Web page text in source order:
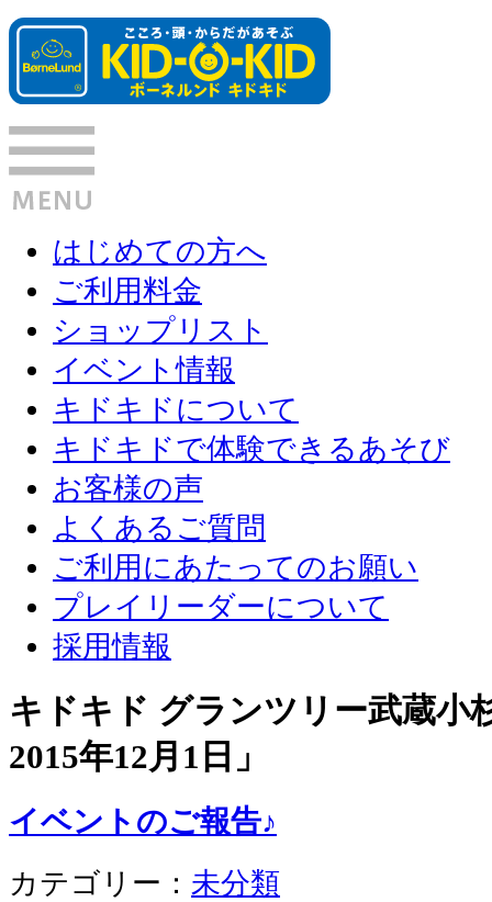
はじめての方へ
ご利用料金
ショップリスト
イベント情報
キドキドについて
キドキドで体験できるあそび
お客様の声
よくあるご質問
ご利用にあたってのお願い
プレイリーダーについて
採用情報
キドキド グランツリー武蔵
2015年12月1日 」
イベントのご報告♪
カテゴリー： 未分類